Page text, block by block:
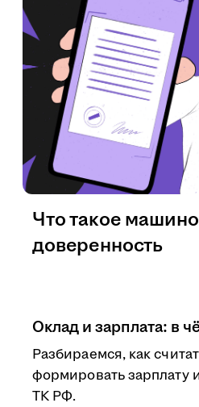
Оклад и зарплата: в
Разбираемся, как
формировать зарплату
ТК РФ.
Что такое
доверенность